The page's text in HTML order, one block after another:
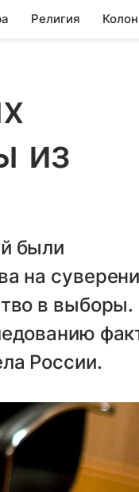
Религия
из
были
на
в
России.